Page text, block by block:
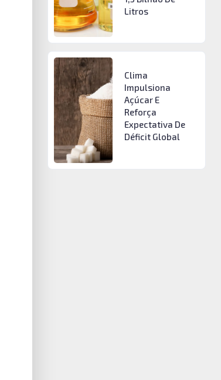
Litros
Clima
Impulsiona
Açúcar E
Reforça
Expectativa De
Déficit Global